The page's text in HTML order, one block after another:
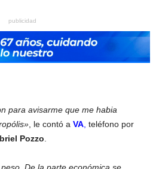
publicidad
para avisarme que me habia
, le contó a VA teléfono por
Pozzo